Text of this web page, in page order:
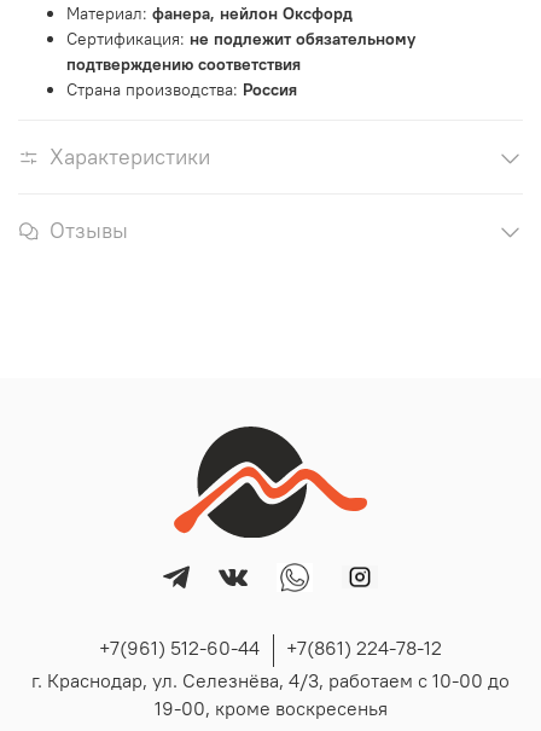
Материал: фанера, нейлон Оксфорд
Сертификация: не подлежит обязательному
подтверждению соответствия
Страна производства: Россия
Характеристики
Отзывы
+7(961) 512-60-44
+7(861) 224-78-12
г. Краснодар, ул. Селезнёва, 4/3, работаем с 10-00 до
19-00, кроме воскресенья